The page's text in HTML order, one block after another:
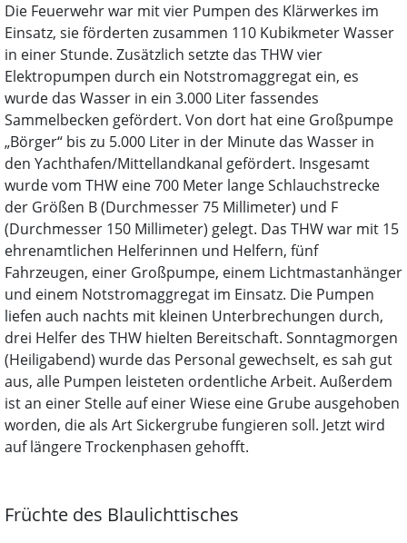
Die Feuerwehr war mit vier Pumpen des Klärwerkes im
Einsatz, sie förderten zusammen 110 Kubikmeter Wasser
in einer Stunde. Zusätzlich setzte das THW vier
Elektropumpen durch ein Notstromaggregat ein, es
wurde das Wasser in ein 3.000 Liter fassendes
Sammelbecken gefördert. Von dort hat eine Großpumpe
„Börger“ bis zu 5.000 Liter in der Minute das Wasser in
den Yachthafen/Mittellandkanal gefördert. Insgesamt
wurde vom THW eine 700 Meter lange Schlauchstrecke
der Größen B (Durchmesser 75 Millimeter) und F
(Durchmesser 150 Millimeter) gelegt. Das THW war mit 15
ehrenamtlichen Helferinnen und Helfern, fünf
Fahrzeugen, einer Großpumpe, einem Lichtmastanhänger
und einem Notstromaggregat im Einsatz. Die Pumpen
liefen auch nachts mit kleinen Unterbrechungen durch,
drei Helfer des THW hielten Bereitschaft. Sonntagmorgen
(Heiligabend) wurde das Personal gewechselt, es sah gut
aus, alle Pumpen leisteten ordentliche Arbeit. Außerdem
ist an einer Stelle auf einer Wiese eine Grube ausgehoben
worden, die als Art Sickergrube fungieren soll. Jetzt wird
auf längere Trockenphasen gehofft.
Früchte des Blaulichttisches